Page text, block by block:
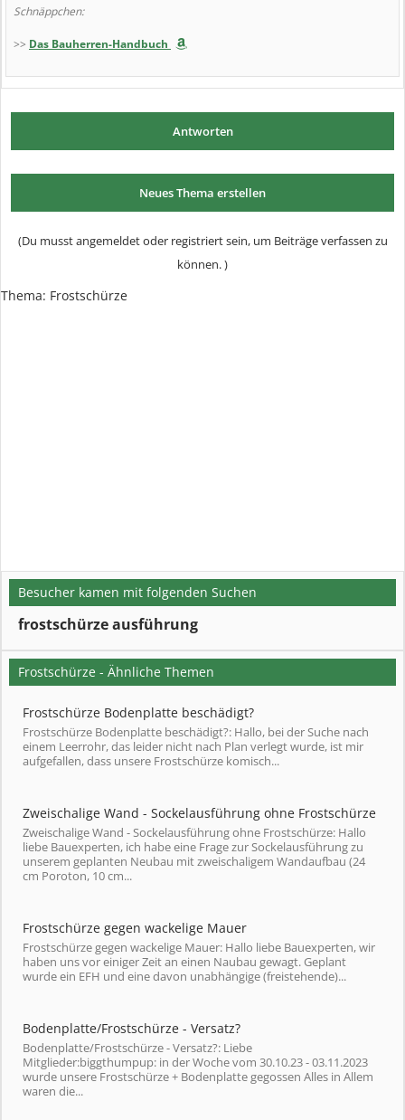
Schnäppchen:
>> Das Bauherren-Handbuch
Antworten
Neues Thema erstellen
(Du musst angemeldet oder registriert sein, um Beiträge verfassen zu
können. )
Thema: Frostschürze
Besucher kamen mit folgenden Suchen
frostschürze ausführung
Frostschürze - Ähnliche Themen
Frostschürze Bodenplatte beschädigt?
Frostschürze Bodenplatte beschädigt?: Hallo, bei der Suche nach
einem Leerrohr, das leider nicht nach Plan verlegt wurde, ist mir
aufgefallen, dass unsere Frostschürze komisch...
Zweischalige Wand - Sockelausführung ohne Frostschürze
Zweischalige Wand - Sockelausführung ohne Frostschürze: Hallo
liebe Bauexperten, ich habe eine Frage zur Sockelausführung zu
unserem geplanten Neubau mit zweischaligem Wandaufbau (24
cm Poroton, 10 cm...
Frostschürze gegen wackelige Mauer
Frostschürze gegen wackelige Mauer: Hallo liebe Bauexperten, wir
haben uns vor einiger Zeit an einen Naubau gewagt. Geplant
wurde ein EFH und eine davon unabhängige (freistehende)...
Bodenplatte/Frostschürze - Versatz?
Bodenplatte/Frostschürze - Versatz?: Liebe
Mitglieder:biggthumpup: in der Woche vom 30.10.23 - 03.11.2023
wurde unsere Frostschürze + Bodenplatte gegossen Alles in Allem
waren die...